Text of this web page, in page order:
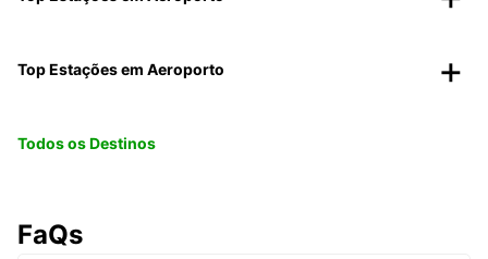
Top Estações em Aeroporto
Todos os Destinos
FaQs